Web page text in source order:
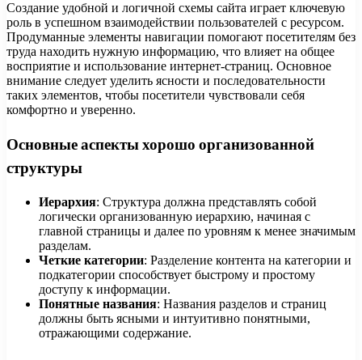
Создание удобной и логичной схемы сайта играет ключевую
роль в успешном взаимодействии пользователей с ресурсом.
Продуманные элементы навигации помогают посетителям без
труда находить нужную информацию, что влияет на общее
восприятие и использование интернет-страниц. Основное
внимание следует уделить ясности и последовательности
таких элементов, чтобы посетители чувствовали себя
комфортно и уверенно.
Основные аспекты хорошо организованной
структуры
Иерархия: Структура должна представлять собой
логически организованную иерархию, начиная с
главной страницы и далее по уровням к менее значимым
разделам.
Четкие категории: Разделение контента на категории и
подкатегории способствует быстрому и простому
доступу к информации.
Понятные названия: Названия разделов и страниц
должны быть ясными и интуитивно понятными,
отражающими содержание.